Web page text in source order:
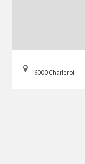
6000 Charleroi